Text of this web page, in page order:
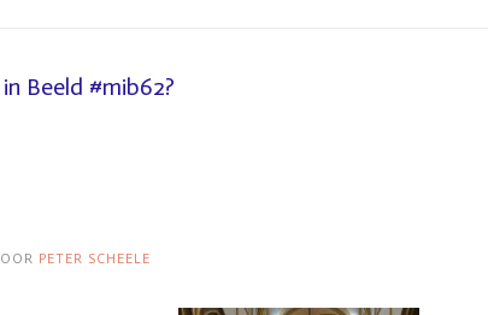
Beeld #mib62?
PETER SCHEELE